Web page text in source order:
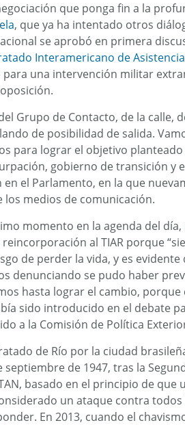
que ponga fin a la
, que ya ha intentado otros
se aprobó en primera
Interamericano de
una intervención militar
Grupo de Contacto, de la calle,
de posibilidad de salida.
para lograr el objetivo
gobierno de transición y
el Parlamento, en la que
los medios de comunicación.
momento en la agenda del
al TIAR porque
de perder la vida, y es evidente
denunciando se pudo haber
hasta lograr el cambio,
sido introducido en el debate
a la Comisión de Política
de Río por la ciudad
de 1947, tras la
basado en el principio de que
un ataque contra todos
En 2013, cuando el